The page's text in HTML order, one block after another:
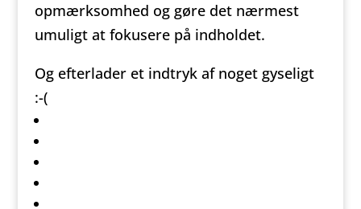
opmærksomhed og gøre det nærmest
umuligt at fokusere på indholdet.
Og efterlader et indtryk af noget gyseligt
:-(